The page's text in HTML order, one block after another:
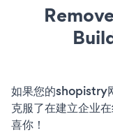
如果您的shopistry
克服了在建立企业
喜你！